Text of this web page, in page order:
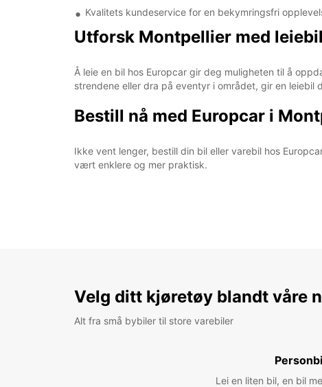
Kvalitets kundeservice for en bekymringsfri
Utforsk Montpellier med leiebil
Å leie en bil hos Europcar gir deg muligheten til å
strendene eller dra på eventyr i området, gir en leiebil
Bestill nå med Europcar i
Ikke vent lenger, bestill din bil eller varebil hos
vært enklere og mer praktisk.
Velg ditt kjøretøy blandt våre
Alt fra små bybiler til store varebiler
Lei en liten bil, en bil